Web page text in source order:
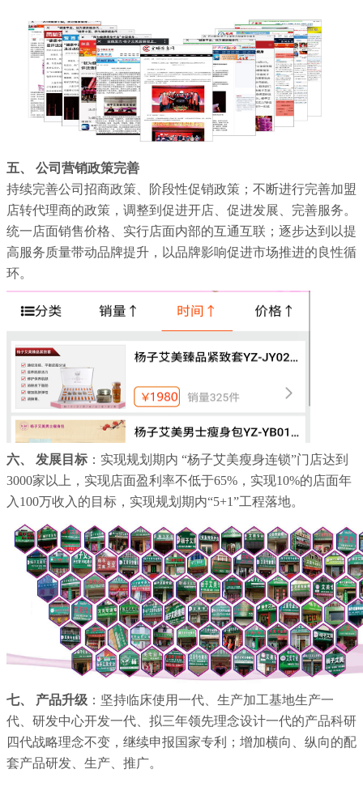
五、 公司营销政策完善
持续完善公司招商政策、阶段性促销政策；不断进行完善加盟
店转代理商的政策，调整到促进开店、促进发展、完善服务。
统一店面销售价格、实行店面内部的互通互联；逐步达到以提
高服务质量带动品牌提升，以品牌影响促进市场推进的良性循
环。
六、 发展目标 ：实现规划期内 “杨子艾美瘦身连锁”门店达到
3000家以上，实现店面盈利率不低于65%，实现10%的店面年
入100万收入的目标，实现规划期内“5+1”工程落地。
七、 产品升级 ：坚持临床使用一代、生产加工基地生产一
代、研发中心开发一代、拟三年领先理念设计一代的产品科研
四代战略理念不变，继续申报国家专利；增加横向、纵向的配
套产品研发、生产、推广。